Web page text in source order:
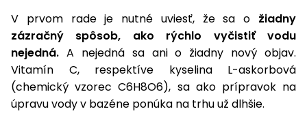
na lístie
Záhradné
Fúriky
Meracie
prístroje
Nabíjačky
autobatérií
V prvom rade je nutné uviesť, že sa o žiadny
zázračný spôsob, ako rýchlo vyčistiť vodu
nejedná. A nejedná sa ani o žiadny nový objav.
Vitamín C, respektíve kyselina L-askorbová
(chemický vzorec C6H8O6), sa ako prípravok na
úpravu vody v bazéne ponúka na trhu už dlhšie.